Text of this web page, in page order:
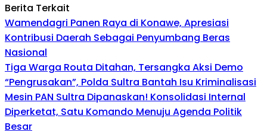
Berita Terkait
Wamendagri Panen Raya di Konawe, Apresiasi
Kontribusi Daerah Sebagai Penyumbang Beras
Nasional
Tiga Warga Routa Ditahan, Tersangka Aksi Demo
“Pengrusakan”, Polda Sultra Bantah Isu Kriminalisasi
Mesin PAN Sultra Dipanaskan! Konsolidasi Internal
Diperketat, Satu Komando Menuju Agenda Politik
Besar